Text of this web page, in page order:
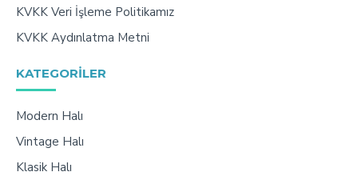
KVKK Veri İşleme Politikamız
KVKK Aydınlatma Metni
KATEGORILER
Modern Halı
Vintage Halı
Klasik Halı